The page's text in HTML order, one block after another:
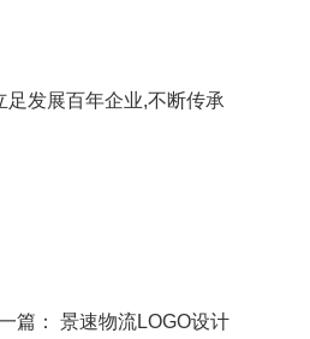
足发展百年企业,不断传承
篇： 景速物流LOGO设计